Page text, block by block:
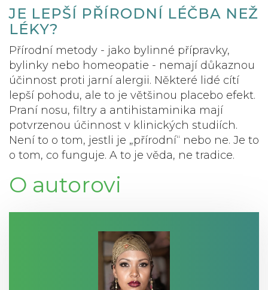
JE LEPŠÍ PŘÍRODNÍ LÉČBA NEŽ
LÉKY?
Přírodní metody - jako bylinné přípravky,
bylinky nebo homeopatie - nemají důkaznou
účinnost proti jarní alergii. Některé lidé cítí
lepší pohodu, ale to je většinou placebo efekt.
Praní nosu, filtry a antihistaminika mají
potvrzenou účinnost v klinických studiích.
Není to o tom, jestli je „přírodní“ nebo ne. Je to
o tom, co funguje. A to je věda, ne tradice.
O autorovi